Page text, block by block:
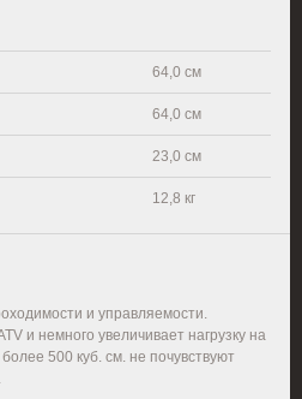
64,0 см
64,0 см
23,0 см
12,8 кг
и управляемости.
и немного увеличивает нагрузку на
500 куб. см. не почувствуют